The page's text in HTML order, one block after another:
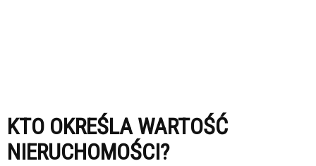
KTO OKREŚLA WARTOŚĆ
NIERUCHOMOŚCI?